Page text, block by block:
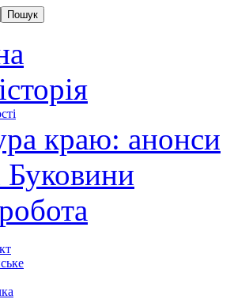
краю: анонси